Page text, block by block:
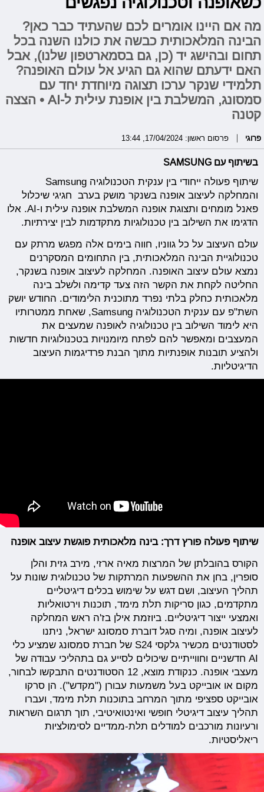
מה אם היינו אומרים לכם שהעתיד כבר כאן?
הבינה המלאכותית כבשה את כולנו השנה בכל
תחום ובהישג יד (כן, גם בסמארטפון שלנו), אבל
האם ידעתם שהוא גם הגיע אל עולם האופנה?
תלמידי שנקר ערכו תצוגה מיוחדת יחד עם
סמסונג, המשלבת בין אופנת עילית ל-AI • הצצה
קטנה
פרוגי פרסום ראשון: 17/04/2024, 13:44
בשיתוף עם SAMSUNG
שיתוף פעולה ייחודי בין ענקית הטכנולוגיה Samsung
והמחלקה לעיצוב אופנה בשנקר מושק בערב חגיגי שיכלול
פאנל מומחים ותצוגת אופנה המשלבת אופנה עילית ו-AI. אלו
הדגימו את השילוב בין טכנולוגיות מתקדמות לבין יצירתיות.
עולם העיצוב על כל גווניו, חווה בימים אלה מפגש מרתק עם
טכנולוגיית הבינה המלאכותית, בין התחומים המסקרנים
נמצא עולם עיצוב האופנה. המחלקה לעיצוב אופנה בשנקר,
החליטה לקחת את הקשר הזה צעד קדימה ולשלב בינה
מלאכותית כחלק בלתי נפרד מתוכנית הלימודים. החודש יושק
השת"פ עם ענקית הטכנולוגיה Samsung, שאחת ממטרותיו
היא לימוד השילוב בין טכנולוגיה לאופנה שמעצים את
המעצבים ומאפשר להם לפתח מיומנויות בטכנולוגיות חדשות
ולהציע תובנות אופנתיות מתוך הבנת פרדיגמות העיצוב
הדיגיטליות.
שיתוף פעולה פורץ דרך: בינה מלאכותית פוגשת עיצוב אופנה
הקורס בהובלתן של המרצות מאיה ארזי, מירב גזית והלן
סופרין, בחן את ההשפעות המרתקות של טכנולוגית שונות על
תהליך העיצוב, ושם דגש על שימוש בכלים דיגיטליים
מתקדמים, כגון סריקות תלת מימד, תוכנות וירטואליות
ואמצעי ייצור דיגיטליים. ביוזמת אילן בז'ה ראש המחלקה
לעיצוב אופנה, ומיה סגל דוברת סמסונג ישראל, ניתנו
לסטודנטים מכשיר גלקסי S24 של חברת סמסונג שמציע כלי
AI חדשניים וחווייתיים שיכולים לסייע גם בתהליכי עבודה של
מעצבי אופנה. כנקודת מוצא, 12 הסטודנטים התבקשו לבחור,
מקום או אובייקט בעל משמעות עבורן ("מקדש"). הן סרקו
אובייקט ספציפי מתוך המרחב בתוכנות תלת מימד, ועברו
תהליך עיצוב דיגיטלי חופשי ואינטואיטיבי, תוך תרגום השראות
ורעיונות מורכבים למודלים תלת-ממדיים לסימולציות
ריאליסטיות.